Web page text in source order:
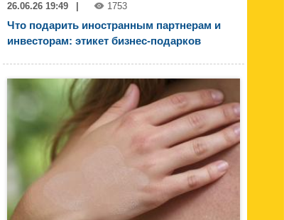
26.06.26 19:49 1753
Что подарить иностранным партнерам и
инвесторам: этикет бизнес-подарков